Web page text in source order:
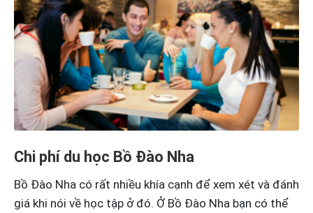
Chi phí du học Bồ Đào Nha
Bồ Đào Nha có rất nhiều khía cạnh để xem xét và đánh
giá khi nói về học tập ở đó. Ở Bồ Đào Nha bạn có thể